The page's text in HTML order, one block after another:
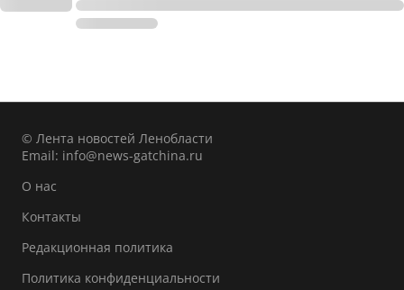
© Лента новостей Ленобласти
Email: info@news-gatchina.ru
О нас
Контакты
Редакционная политика
Политика конфиденциальности